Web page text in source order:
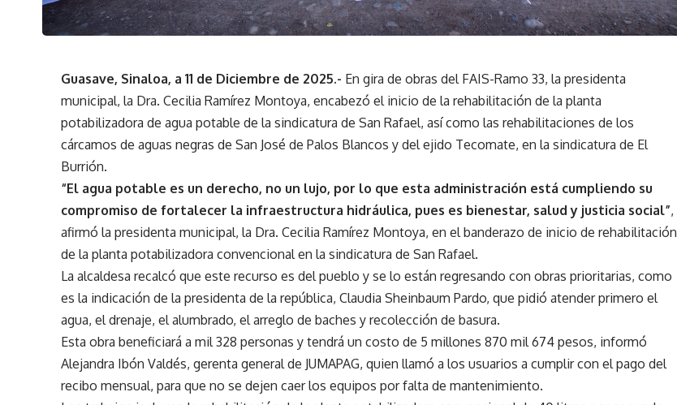
Guasave, Sinaloa, a 11 de Diciembre de 2025.- En gira de obras del FAIS-Ramo 33, la presidenta
municipal, la Dra. Cecilia Ramírez Montoya, encabezó el inicio de la rehabilitación de la planta
potabilizadora de agua potable de la sindicatura de San Rafael, así como las rehabilitaciones de los
cárcamos de aguas negras de San José de Palos Blancos y del ejido Tecomate, en la sindicatura de El
Burrión.
“El agua potable es un derecho, no un lujo, por lo que esta administración está cumpliendo su
compromiso de fortalecer la infraestructura hidráulica, pues es bienestar, salud y justicia social”,
afirmó la presidenta municipal, la Dra. Cecilia Ramírez Montoya, en el banderazo de inicio de rehabilitación
de la planta potabilizadora convencional en la sindicatura de San Rafael.
La alcaldesa recalcó que este recurso es del pueblo y se lo están regresando con obras prioritarias, como
es la indicación de la presidenta de la república, Claudia Sheinbaum Pardo, que pidió atender primero el
agua, el drenaje, el alumbrado, el arreglo de baches y recolección de basura.
Esta obra beneficiará a mil 328 personas y tendrá un costo de 5 millones 870 mil 674 pesos, informó
Alejandra Ibón Valdés, gerenta general de JUMAPAG, quien llamó a los usuarios a cumplir con el pago del
recibo mensual, para que no se dejen caer los equipos por falta de mantenimiento.